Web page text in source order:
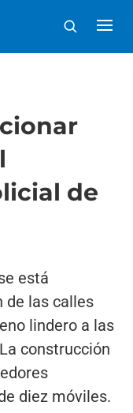
de
está
de las calles
lindero a las
construcción
diez móviles.